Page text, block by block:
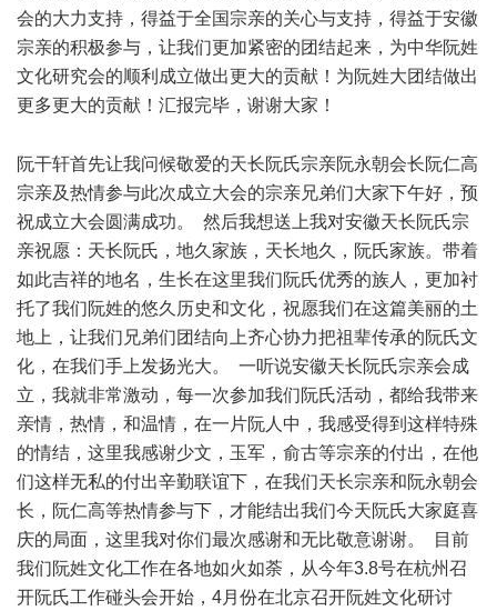
会的大力支持，得益于全国宗亲的关心与支持，得益于安徽
宗亲的积极参与，让我们更加紧密的团结起来，为中华阮姓
文化研究会的顺利成立做出更大的贡献！为阮姓大团结做出
更多更大的贡献！汇报完毕，谢谢大家！
阮干轩首先让我问候敬爱的天长阮氏宗亲阮永朝会长阮仁高
宗亲及热情参与此次成立大会的宗亲兄弟们大家下午好，预
祝成立大会圆满成功。 然后我想送上我对安徽天长阮氏宗
亲祝愿：天长阮氏，地久家族，天长地久，阮氏家族。带着
如此吉祥的地名，生长在这里我们阮氏优秀的族人，更加衬
托了我们阮姓的悠久历史和文化，祝愿我们在这篇美丽的土
地上，让我们兄弟们团结向上齐心协力把祖辈传承的阮氏文
化，在我们手上发扬光大。 一听说安徽天长阮氏宗亲会成
立，我就非常激动，每一次参加我们阮氏活动，都给我带来
亲情，热情，和温情，在一片阮人中，我感受得到这样特殊
的情结，这里我感谢少文，玉军，俞古等宗亲的付出，在他
们这样无私的付出辛勤联谊下，在我们天长宗亲和阮永朝会
长，阮仁高等热情参与下，才能结出我们今天阮氏大家庭喜
庆的局面，这里我对你们最次感谢和无比敬意谢谢。 目前
我们阮姓文化工作在各地如火如荼，从今年3.8号在杭州召
开阮氏工作碰头会开始，4月份在北京召开阮姓文化研讨